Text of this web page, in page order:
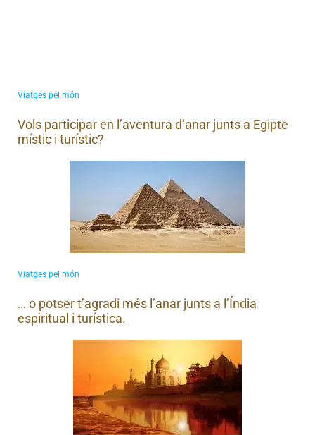
Viatges pel món
Vols participar en l’aventura d’anar junts a Egipte
místic i turístic?
Viatges pel món
… o potser t’agradi més l’anar junts a l’Índia
espiritual i turística.